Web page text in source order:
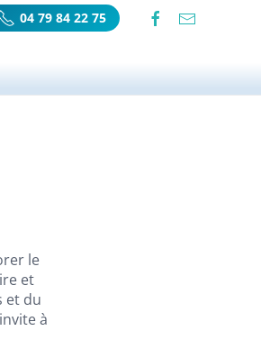
04 79 84 22 75
le
et
et du
à